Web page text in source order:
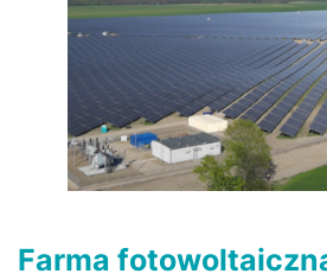
Farma